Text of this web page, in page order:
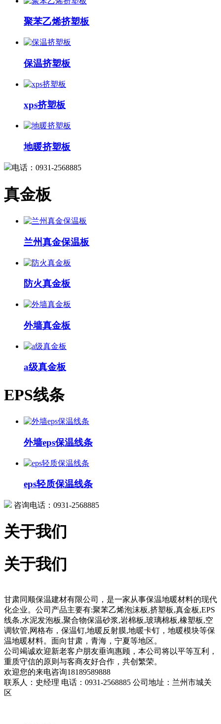
聚苯乙烯挤塑板
保温挤塑板
xps挤塑板
地暖挤塑板
电话：0931-2568885
真金板
兰州真金保温板
防火真金板
外墙真金板
a级真金板
EPS线条
外墙eps保温线条
eps轻质保温线条
咨询电话：0931-2568885
关于我们
关于我们
甘肃同顺保温建材有限公司，是一家从事保温地暖材料的现代
化企业。公司产品主要有:聚苯乙烯泡沫板,挤塑板,真金板,EPS
线条,水泥发泡板,聚合物保温砂浆,岩棉板,玻璃棉板,橡塑板,空
调软管,网格布，保温钉,地暖反射膜,地暖卡钉，地暖模块等保
温地暖材料。面向甘肃，青海，宁夏等地区。
公司竭诚欢迎新老客户朋友垂询惠顾，本公司将以平等互利，
重质守信的原则与客商友好合作，共创繁荣。
欢迎您的来电咨询18189589888
联系人：史经理 电话：0931-2568885 公司地址：兰州市城关
区